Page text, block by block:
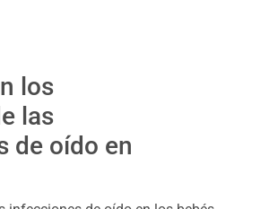
los
las
de oído en